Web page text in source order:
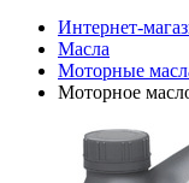
Интернет-
Масла
Моторные
Моторное